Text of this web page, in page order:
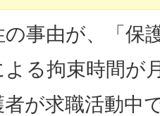
事由が、「保
る拘束時間が
が求職活動中